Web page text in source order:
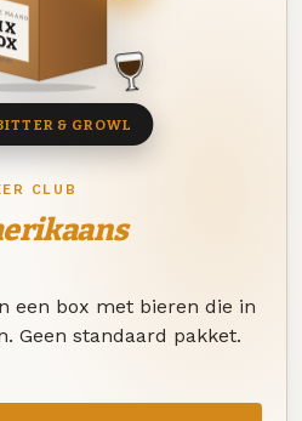
CLUB
een box met bieren die in
Geen standaard pakket.
MAAND
& GROWL